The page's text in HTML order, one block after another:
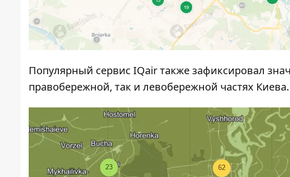
Популярный сервис IQair также зафиксировал
правобережной, так и левобережной частях Киева.